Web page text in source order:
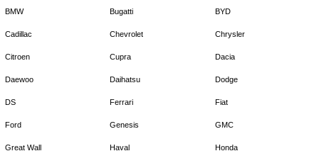
BMW Bugatti BYD
Cadillac Chevrolet Chrysler
Citroen Cupra Dacia
Daewoo Daihatsu Dodge
DS Ferrari Fiat
Ford Genesis GMC
Great Wall Haval Honda